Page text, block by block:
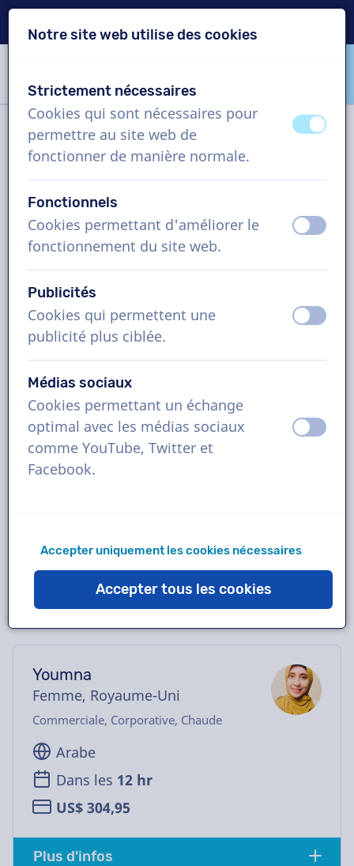
VoiceProductions
Filtre
Projet
Comédiens voix off en Arabe,
eLearning, homme et femme
Réservez la voix off arabe idéale en quelques
clics ou demandez une démo gratuite. La
plupart des voix off livrent en moins de 24
heures. Une fois votre commande passée,
vous serez en contact direct met le
Youmna
Femme, Royaume-Uni
Commerciale, Corporative, Chaude
Arabe
Dans les 12 hr
US$ 304,95
Plus d'infos
Notre site web utilise des cookies
Strictement nécessaires
Cookies qui sont nécessaires pour
permettre au site web de
fonctionner de manière normale.
éteint
Fonctionnels
Cookies permettant d'améliorer le
fonctionnement du site web.
éteint
Publicités
Cookies qui permettent une
publicité plus ciblée.
éteint
Médias sociaux
Cookies permettant un échange
optimal avec les médias sociaux
comme YouTube, Twitter et
Facebook.
éteint
Accepter uniquement les cookies nécessaires
Accepter tous les cookies